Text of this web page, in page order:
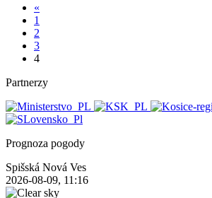
«
1
2
3
4
Partnerzy
Prognoza pogody
Spišská Nová Ves
2026-08-09, 11:16